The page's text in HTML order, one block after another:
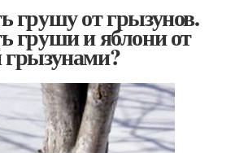
грушу от грызунов.
груши и яблони от